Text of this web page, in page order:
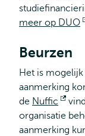
meer op DUO
Beurzen
Het is
aanmerking
de Nuffic
organisatie
aanmerking